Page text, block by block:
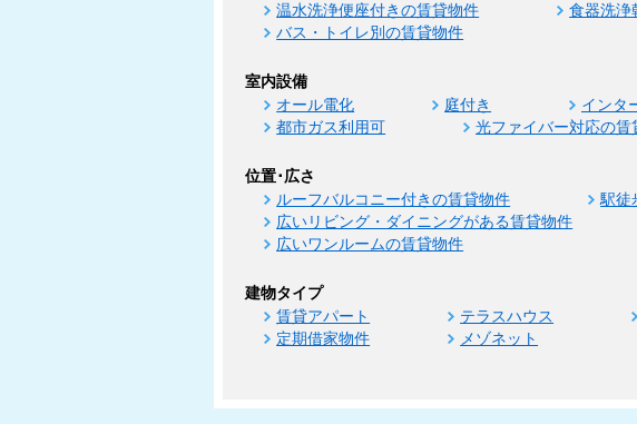
温水洗浄便座付きの賃貸物件 食器洗浄
バス・トイレ別の賃貸物件
室内設備
オール電化 庭付き インタ
都市ガス利用可
光ファイバー対応の賃
位置･広さ
ルーフバルコニー付きの賃貸物件 駅徒
広いリビング・ダイニングがある賃貸物件
広いワンルームの賃貸物件
建物タイプ
賃貸アパート テラスハウス
定期借家物件
メゾネット